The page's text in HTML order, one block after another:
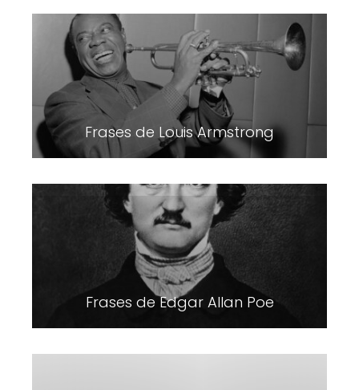
Frases de Louis Armstrong
Frases de Edgar Allan Poe